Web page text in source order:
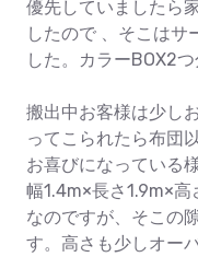
優先していましたら
したので 、そこはサ
した。カラーBOX2つ
搬出中お客様は少し
ってこられたら布団
お喜びになっている
幅1.4m×長さ1.9m×高
なのですが、そこの
す。高さも少しオー